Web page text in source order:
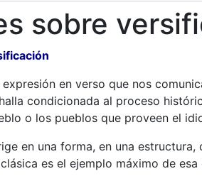
sobre
en verso que nos
condicionada al proceso
o los pueblos que proveen el
en una forma, en una
es el ejemplo máximo de esa